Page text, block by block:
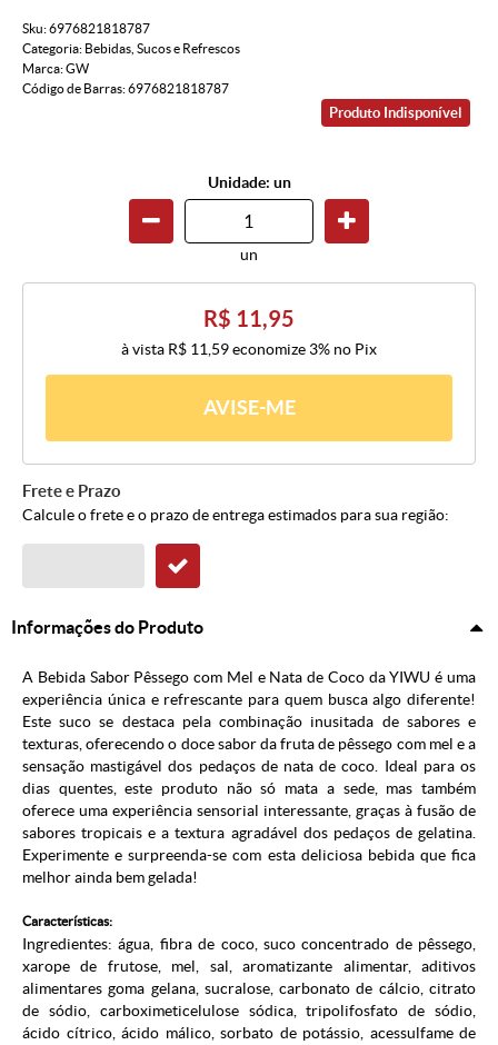
Sku:6976821818787
Categoria: Bebidas Sucos e Refrescos
Marca:GW
Código de Barras:6976821818787
Produto Indisponível
Unidade: un
un
R$ 11,95
à vista R$ 11,59economize 3% no Pix
AVISE-ME
Frete e Prazo
Calcule o frete e o prazo de entrega estimados para sua região:
Informações do Produto
A Bebida Sabor Pêssego com Mel e Nata de Coco da YIWU é uma
experiência única e refrescante para quem busca algo diferente!
Este suco se destaca pela combinação inusitada de sabores e
texturas, oferecendo o doce sabor da fruta de pêssego com mel e a
sensação mastigável dos pedaços de nata de coco. Ideal para os
dias quentes, este produto não só mata a sede, mas também
oferece uma experiência sensorial interessante, graças à fusão de
sabores tropicais e a textura agradável dos pedaços de gelatina.
Experimente e surpreenda-se com esta deliciosa bebida que fica
melhor ainda bem gelada!
Características:
Ingredientes: água, fibra de coco, suco concentrado de pêssego,
xarope de frutose, mel, sal, aromatizante alimentar, aditivos
alimentares goma gelana, sucralose, carbonato de cálcio, citrato
de sódio, carboximeticelulose sódica, tripolifosfato de sódio,
ácido cítrico, ácido málico, sorbato de potássio, acessulfame de